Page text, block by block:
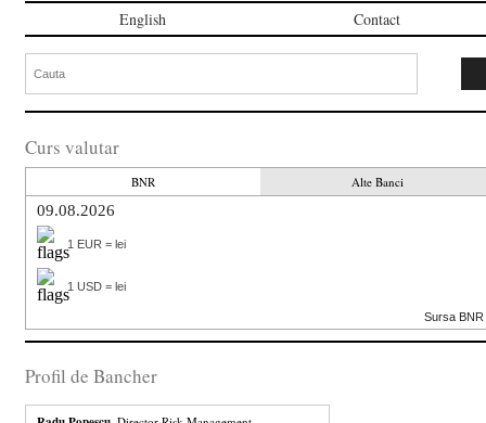
English Contact
Curs valutar
BNR Alte Banci
09.08.2026
1 EUR = lei
1 USD = lei
Sursa BNR
Profil de Bancher